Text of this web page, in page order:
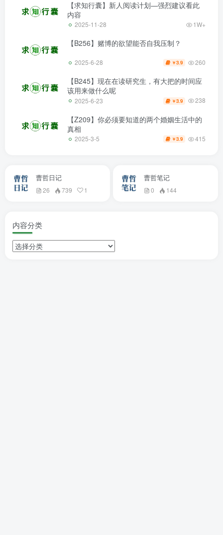
【求知行囊】新人阅读计划—强烈建议看此
内容
2025-11-28 1W+
【B256】赌博的欲望能否自我压制？
2025-6-28 ￥3.9 260
【B245】现在在读研究生，有大把的时间应
该用来做什么呢
2025-6-23 ￥3.9 238
【Z209】你必须要知道的两个婚姻生活中的
真相
2025-3-5 ￥3.9 415
曹哲日记
26 739 1
曹哲笔记
0 144
内容分类